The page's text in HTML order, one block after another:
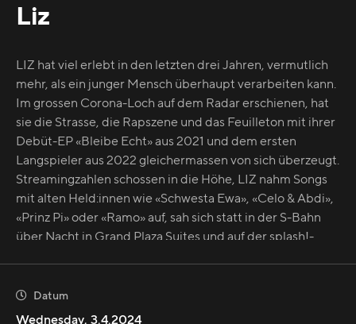
Liz
LIZ hat viel erlebt in den letzten drei Jahren, vermutlich
mehr, als ein junger Mensch überhaupt verarbeiten kann.
Im grossen Corona-Loch auf dem Radar erschienen, hat
sie die Strasse, die Rapszene und das Feuilleton mit ihrer
Debüt-EP «Bleibe Echt» aus 2021 und dem ersten
Langspieler aus 2022 gleichermassen von sich überzeugt.
Streamingzahlen schossen in die Höhe, LIZ nahm Songs
mit alten Held:innen wie «Schwesta Ewa», «Celo & Abdi»,
«Prinz Pi» oder «Ramo» auf, sah sich statt in der S-Bahn
über Nacht in Grand Plaza Suites und auf der splash!-
Jahren im Showgeschäft die gleiche, frech, unverfroren,
kantig, eben echt geblieben. Mit ihrem neuen Album
 Datum
Wednesday, 3.4.2024